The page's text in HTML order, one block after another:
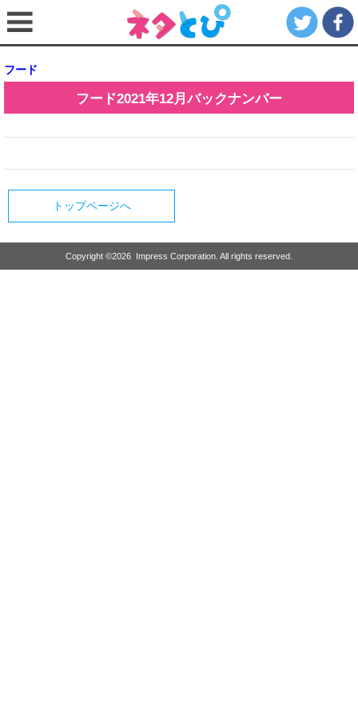
フード
フード2021年12月バックナンバー
トップページへ
Copyright ©2026 Impress Corporation. All rights reserved.